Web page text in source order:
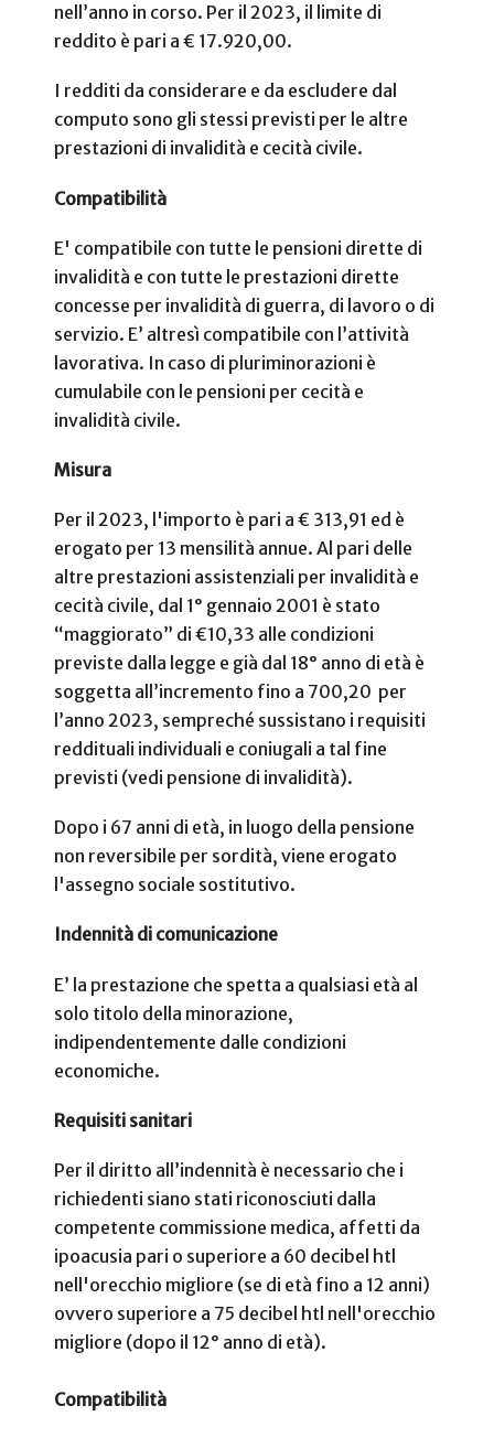
nell’anno in corso. Per il 2023, il limite di
reddito è pari a € 17.920,00.
I redditi da considerare e da escludere dal
computo sono gli stessi previsti per le altre
prestazioni di invalidità e cecità civile.
Compatibilità
E' compatibile con tutte le pensioni dirette di
invalidità e con tutte le prestazioni dirette
concesse per invalidità di guerra, di lavoro o di
servizio. E’ altresì compatibile con l’attività
lavorativa. In caso di pluriminorazioni è
cumulabile con le pensioni per cecità e
invalidità civile.
Misura
Per il 2023, l'importo è pari a € 313,91 ed è
erogato per 13 mensilità annue. Al pari delle
altre prestazioni assistenziali per invalidità e
cecità civile, dal 1° gennaio 2001 è stato
“maggiorato” di €10,33 alle condizioni
previste dalla legge e già dal 18° anno di età è
soggetta all’incremento fino a 700,20 per
l’anno 2023, sempreché sussistano i requisiti
reddituali individuali e coniugali a tal fine
previsti (vedi pensione di invalidità).
Dopo i 67 anni di età, in luogo della pensione
non reversibile per sordità, viene erogato
l'assegno sociale sostitutivo.
Indennità di comunicazione
E’ la prestazione che spetta a qualsiasi età al
solo titolo della minorazione,
indipendentemente dalle condizioni
economiche.
Requisiti sanitari
Per il diritto all’indennità è necessario che i
richiedenti siano stati riconosciuti dalla
competente commissione medica, affetti da
ipoacusia pari o superiore a 60 decibel htl
nell'orecchio migliore (se di età fino a 12 anni)
ovvero superiore a 75 decibel htl nell'orecchio
migliore (dopo il 12° anno di età).
Compatibilità